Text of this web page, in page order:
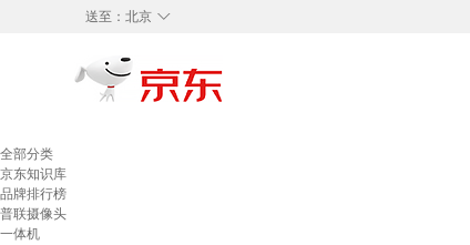
◇
送至： 北京
全部分类
京东知识库
品牌排行榜
普联摄像头
一体机